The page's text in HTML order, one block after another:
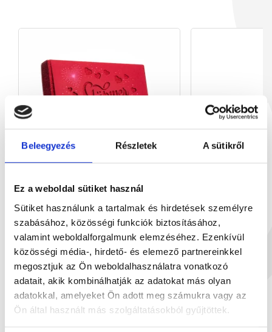
Beleegyezés Részletek A sütikről
Ez a weboldal sütiket használ
Sütiket használunk a tartalmak és hirdetések személyre
szabásához, közösségi funkciók biztosításához,
valamint weboldalforgalmunk elemzéséhez. Ezenkívül
közösségi média-, hirdető- és elemező partnereinkkel
megosztjuk az Ön weboldalhasználatra vonatkozó
adatait, akik kombinálhatják az adatokat más olyan
adatokkal, amelyeket Ön adott meg számukra vagy az
Ön által használt más szolgáltatásokból gyűjtöttek.
Stühmer Pillanat desszert...
160 g
3 999 Ft
Tejcsokoládé